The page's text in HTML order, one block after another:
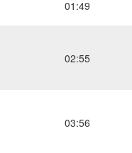
01:49
02:55
03:56